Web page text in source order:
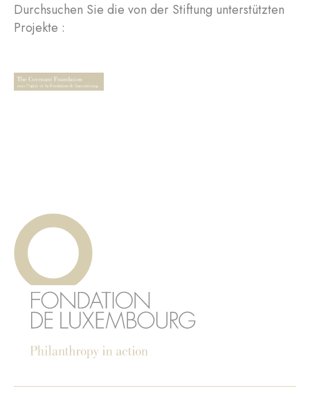
Durchsuchen Sie die von der Stiftung unterstützten
Projekte :